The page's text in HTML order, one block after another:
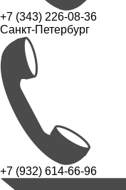
+7 (343) 226-08-36
Санкт-Петербург
+7 (932) 614-66-96